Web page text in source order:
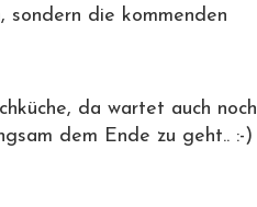
sondern die kommenden
da wartet auch noch
dem Ende zu geht.. :-)